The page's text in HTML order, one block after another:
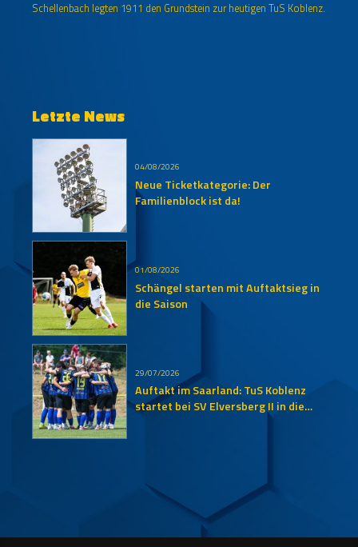
Schellenbach legten 1911 den Grundstein zur heutigen TuS Koblenz.
Letzte News
04/08/2026
Neue Ticketkategorie: Der
Familienblock ist da!
01/08/2026
Schängel starten mit Auftaktsieg in
die Saison
29/07/2026
Auftakt im Saarland: TuS Koblenz
startet bei SV Elversberg II in die